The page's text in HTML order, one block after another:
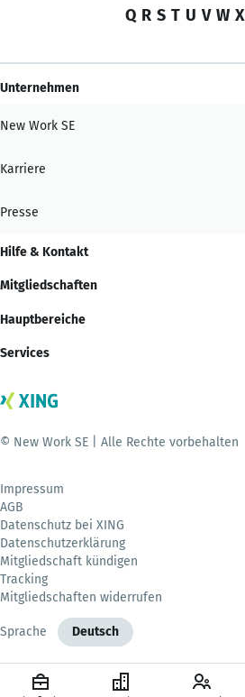
Q R S T U V W X
Unternehmen
New Work SE
Karriere
Presse
Hilfe & Kontakt
Mitgliedschaften
Hauptbereiche
Services
© New Work SE | Alle Rechte vorbehalten
Impressum
AGB
Datenschutz bei XING
Datenschutzerklärung
Mitgliedschaft kündigen
Tracking
Mitgliedschaften widerrufen
Sprache Deutsch